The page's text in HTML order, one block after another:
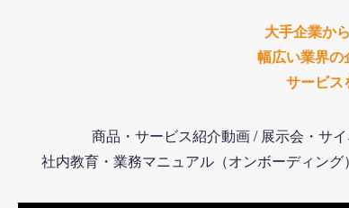
大手企業か
幅広い業界の
サービス
商品・サービス紹介動画 / 展示会・サ
社内教育・業務マニュアル（オンボーディン